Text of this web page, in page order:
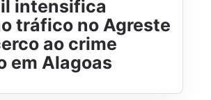
intensifica
tráfico no Agreste
ao crime
em Alagoas